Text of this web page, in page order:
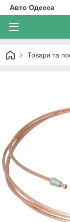
Авто Одесса
Товари та